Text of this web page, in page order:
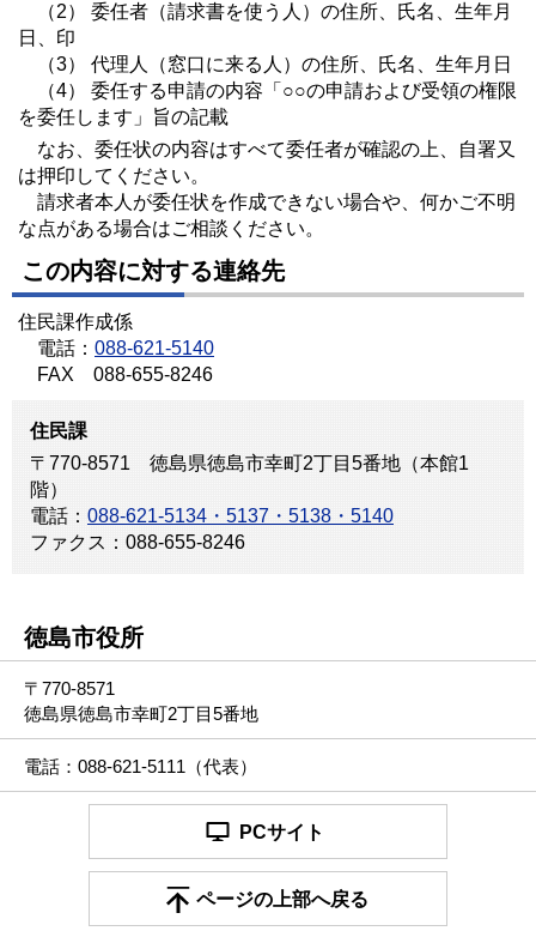
（2） 委任者（請求書を使う人）の住所、氏名、生年月
日、印
（3） 代理人（窓口に来る人）の住所、氏名、生年月日
（4） 委任する申請の内容「○○の申請および受領の権限
を委任します」旨の記載
なお、委任状の内容はすべて委任者が確認の上、自署又
は押印してください。
請求者本人が委任状を作成できない場合や、何かご不明
な点がある場合はご相談ください。
この内容に対する連絡先
住民課作成係
電話： 088-621-5140
FAX 088-655-8246
住民課
〒770-8571 徳島県徳島市幸町2丁目5番地（本館1
階）
電話： 088-621-5134・5137・5138・5140
ファクス：088-655-8246
徳島市役所
〒770-8571
徳島県徳島市幸町2丁目5番地
電話：088-621-5111（代表）
PCサイト
ページの上部へ戻る